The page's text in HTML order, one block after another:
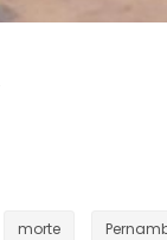
morte